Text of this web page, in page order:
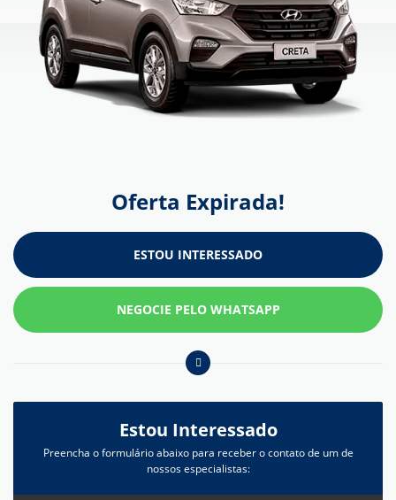
Oferta Expirada!
ESTOU INTERESSADO
NEGOCIE PELO WHATSAPP
Estou Interessado
Preencha o formulário abaixo para receber o contato de um de
nossos especialistas: